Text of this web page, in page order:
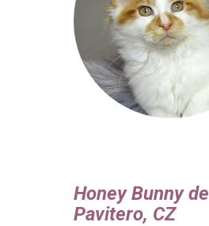
Honey Bunny de
Pavitero, CZ